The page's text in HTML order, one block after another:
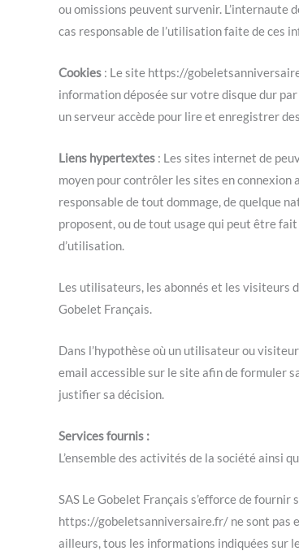
ou omissions peuvent survenir. L’internaute
cas responsable de l’utilisation faite de ces
Cookies : Le site https://
information déposée sur votre disque dur
un serveur accède pour lire et enregistrer
Liens hypertextes : Les sites internet de
moyen pour contrôler les sites en
responsable de tout dommage, de quelque
proposent, ou de tout usage qui peut être
d’utilisation.
Les utilisateurs, les abonnés et les visiteurs
Gobelet Français.
Dans l’hypothèse où un utilisateur ou
email accessible sur le site afin de formuler
justifier sa décision.
Services fournis :
L’ensemble des activités de la société ainsi
SAS Le Gobelet Français s’efforce de
https://gobeletsanniversaire.fr/ ne sont pas
ailleurs, tous les informations indiquées sur